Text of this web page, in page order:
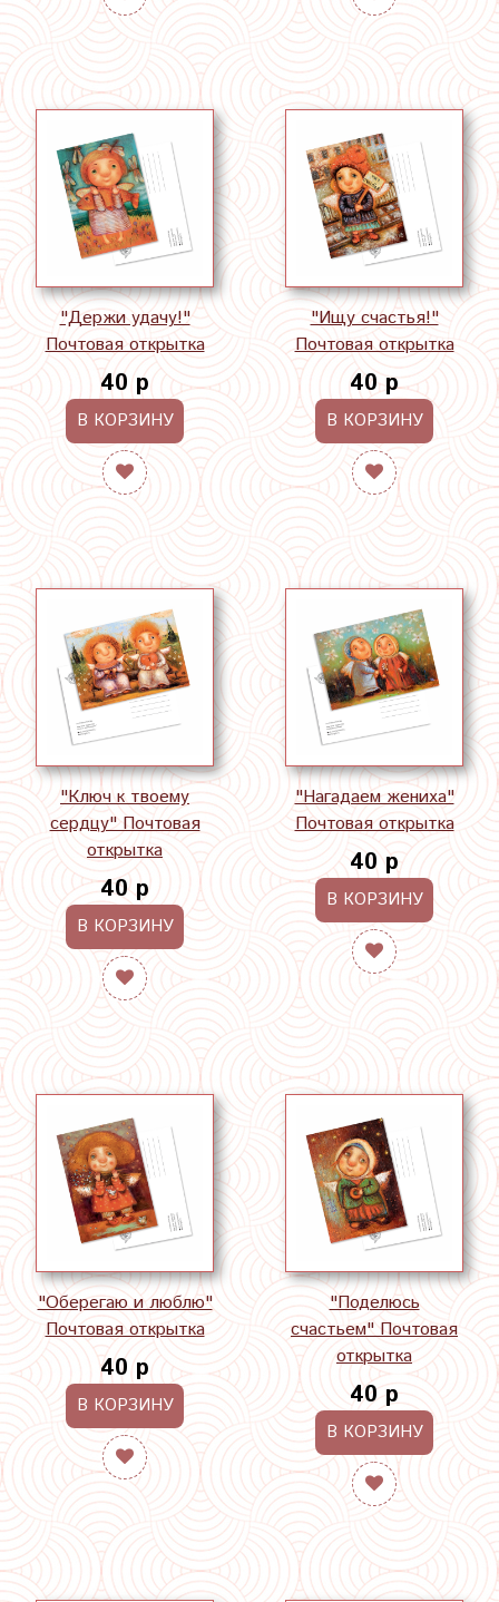
"Держи удачу!"
Почтовая открытка
40 р
В КОРЗИНУ
"Ищу счастья!"
Почтовая открытка
40 р
В КОРЗИНУ
"Ключ к твоему
сердцу" Почтовая
открытка
40 р
В КОРЗИНУ
"Нагадаем жениха"
Почтовая открытка
40 р
В КОРЗИНУ
"Оберегаю и люблю"
Почтовая открытка
40 р
В КОРЗИНУ
"Поделюсь
счастьем" Почтовая
открытка
40 р
В КОРЗИНУ